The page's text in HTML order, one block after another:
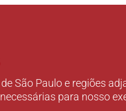
São Paulo e regiões
para nosso